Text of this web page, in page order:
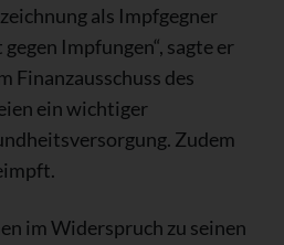
als Impfgegner
Impfungen“, sagte er
Finanzausschuss des
ein wichtiger
Zudem
im Widerspruch zu seinen